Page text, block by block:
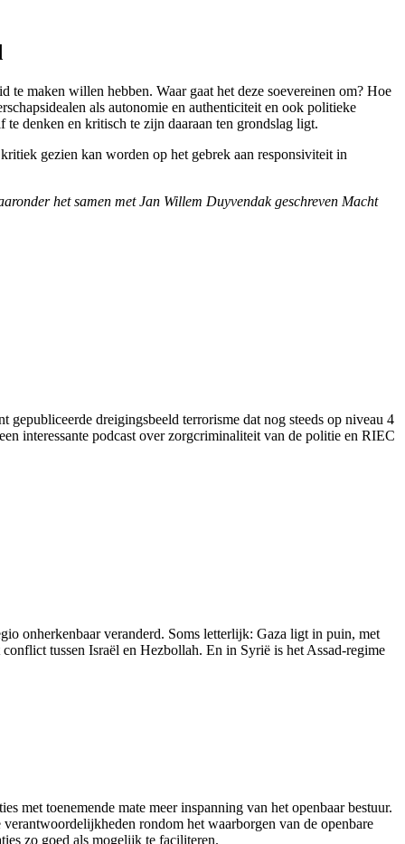
te maken willen hebben. Waar gaat het deze soevereinen om? Hoe
als autonomie en authenticiteit en ook politieke
denken en kritisch te zijn daaraan ten grondslag ligt.
gezien kan worden op het gebrek aan responsiviteit in
het samen met Jan Willem Duyvendak geschreven Macht
dreigingsbeeld terrorisme dat nog steeds op niveau 4
interessante podcast over zorgcriminaliteit van de politie en RIEC
onherkenbaar veranderd. Soms letterlijk: Gaza ligt in puin, met
tussen Israël en Hezbollah. En in Syrië is het Assad-regime
met toenemende mate meer inspanning van het openbaar bestuur.
rondom het waarborgen van de openbare
zo goed als mogelijk te faciliteren.